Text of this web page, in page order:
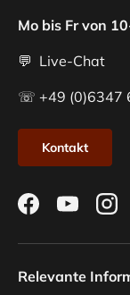
Mo bis Fr von
💬 Live-Chat
☏ +49 (0)6347
Kontakt
FacebookYouTube
Relevante